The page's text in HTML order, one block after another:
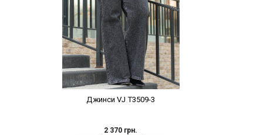
Джинси VJ T3509-3
2 370 грн.